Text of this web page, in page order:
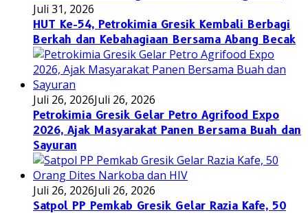
Juli 31, 2026
HUT Ke-54, Petrokimia Gresik Kembali Berbagi
Berkah dan Kebahagiaan Bersama Abang Becak
Juli 26, 2026Juli 26, 2026
Petrokimia Gresik Gelar Petro Agrifood Expo
2026, Ajak Masyarakat Panen Bersama Buah dan
Sayuran
Juli 26, 2026Juli 26, 2026
Satpol PP Pemkab Gresik Gelar Razia Kafe, 50